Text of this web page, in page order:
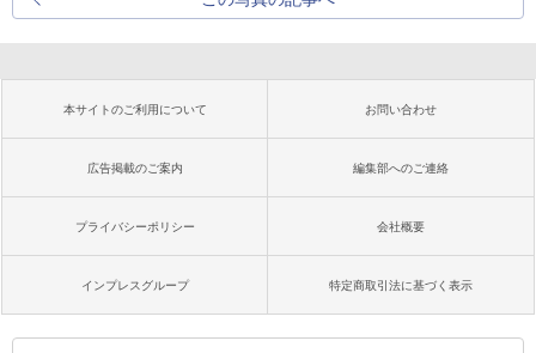
本サイトのご利用について お問い合わせ
広告掲載のご案内 編集部へのご連絡
プライバシーポリシー 会社概要
インプレスグループ 特定商取引法に基づく表示